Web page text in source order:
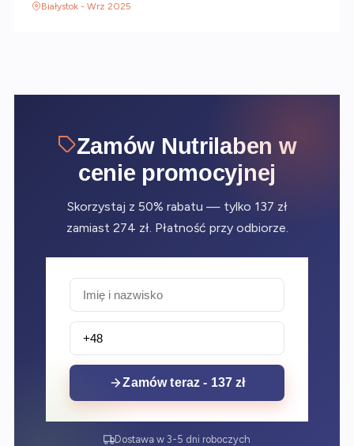
Białystok - Wrz 2025
Zamów Nutrilaben w
cenie promocyjnej
Skorzystaj z 50% rabatu — tylko 137 zł
zamiast 274 zł. Płatność przy odbiorze.
Zamów teraz - 137 zł
Dostawa w 3-5 dni roboczych